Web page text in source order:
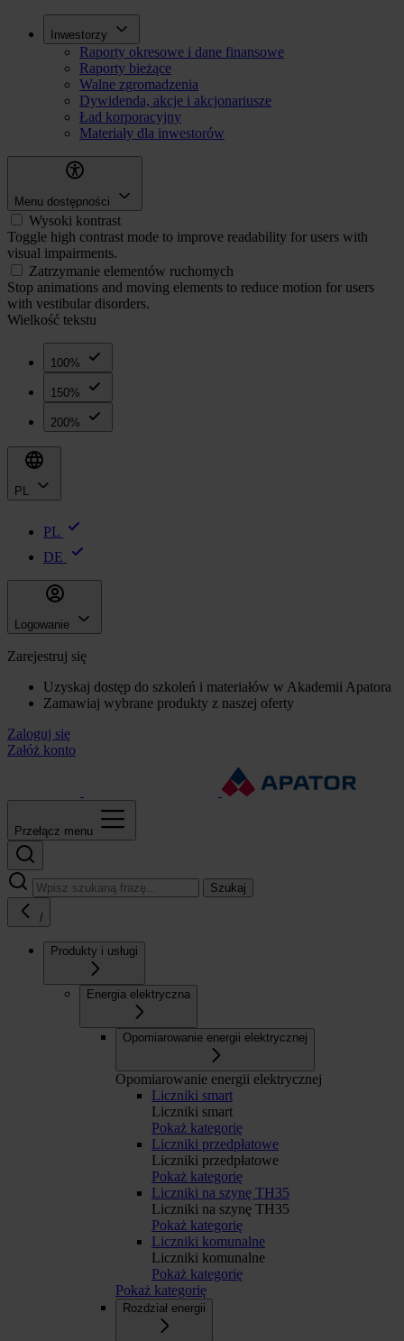
Inwestorzy
Raporty okresowe i dane finansowe
Raporty bieżące
Walne zgromadzenia
Dywidenda, akcje i akcjonariusze
Ład korporacyjny
Materiały dla inwestorów
Menu dostępności
Wysoki kontrast
Toggle high contrast mode to improve readability for users with
visual impairments.
Zatrzymanie elementów ruchomych
Stop animations and moving elements to reduce motion for users
with vestibular disorders.
Wielkość tekstu
100%
150%
200%
PL
PL
DE
Logowanie
Zarejestruj się
Uzyskaj dostęp do szkoleń i materiałów w Akademii Apatora
Zamawiaj wybrane produkty z naszej oferty
Zaloguj się
Załóż konto
Przełącz menu
Szukaj
/
Produkty i usługi
Energia elektryczna
Opomiarowanie energii elektrycznej
Opomiarowanie energii elektrycznej
Liczniki smart
Liczniki smart
Pokaż kategorię
Liczniki przedpłatowe
Liczniki przedpłatowe
Pokaż kategorię
Liczniki na szynę TH35
Liczniki na szynę TH35
Pokaż kategorię
Liczniki komunalne
Liczniki komunalne
Pokaż kategorię
Pokaż kategorię
Rozdział energii